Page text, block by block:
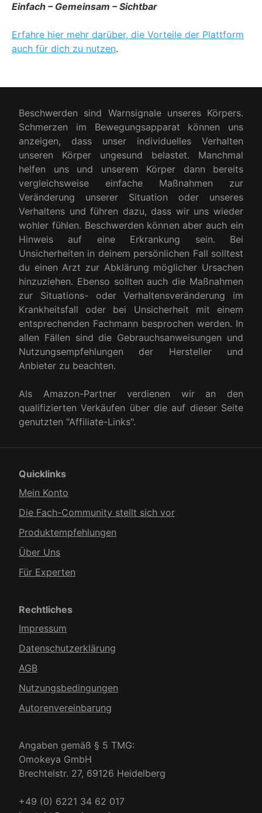
Einfach – Gemeinsam – Sichtbar
Erfahre hier mehr darüber, die Vorteile der Plattform
auch für dich zu nutzen.
Beschwerden sind Warnsignale unseres Körpers.
Schmerzen im Bewegungsapparat können uns
anzeigen, dass unser individuelles Verhalten
unseren Körper ungesund belastet. Manchmal
helfen uns und unserem Körper dann bereits
vergleichsweise einfache Maßnahmen zur
Veränderung unserer Situation oder unseres
Verhaltens und führen dazu, dass wir uns wieder
wohler fühlen. Beschwerden können aber auch ein
Hinweis auf eine Erkrankung sein. Bei
Unsicherheiten in deinem persönlichen Fall solltest
du einen Arzt zur Abklärung möglicher Ursachen
hinzuziehen. Ebenso sollten auch die Maßnahmen
zur Situations- oder Verhaltensveränderung im
Krankheitsfall oder bei Unsicherheit mit einem
entsprechenden Fachmann besprochen werden. In
allen Fällen sind die Gebrauchsanweisungen und
Nutzungsempfehlungen der Hersteller und
Anbieter zu beachten.
Als Amazon-Partner verdienen wir an den
qualifizierten Verkäufen über die auf dieser Seite
genutzten "Affiliate-Links".
Quicklinks
Mein Konto
Die Fach-Community stellt sich vor
Produkt­empfehlungen
Über Uns
Für Experten
Rechtliches
Impressum
Datenschutzerklärung
AGB
Nutzungsbedingungen
Autorenvereinbarung
Angaben gemäß § 5 TMG:
Omokeya GmbH
Brechtelstr. 27, 69126 Heidelberg
+49 (0) 6221 34 62 017